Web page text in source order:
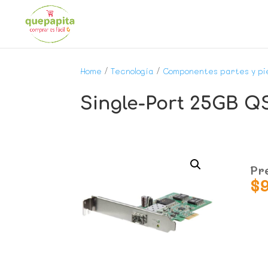
Home /Tecnología / Componentes partes y
Single-Port 25GB
$